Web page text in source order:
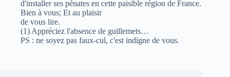
d'installer ses pénates en cette paisible région de France.
Bien à vous; Et au plaisir
de vous lire.
(1) Appréciez l'absence de guillemets…
PS : ne soyez pas faux-cul, c'est indigne de vous.